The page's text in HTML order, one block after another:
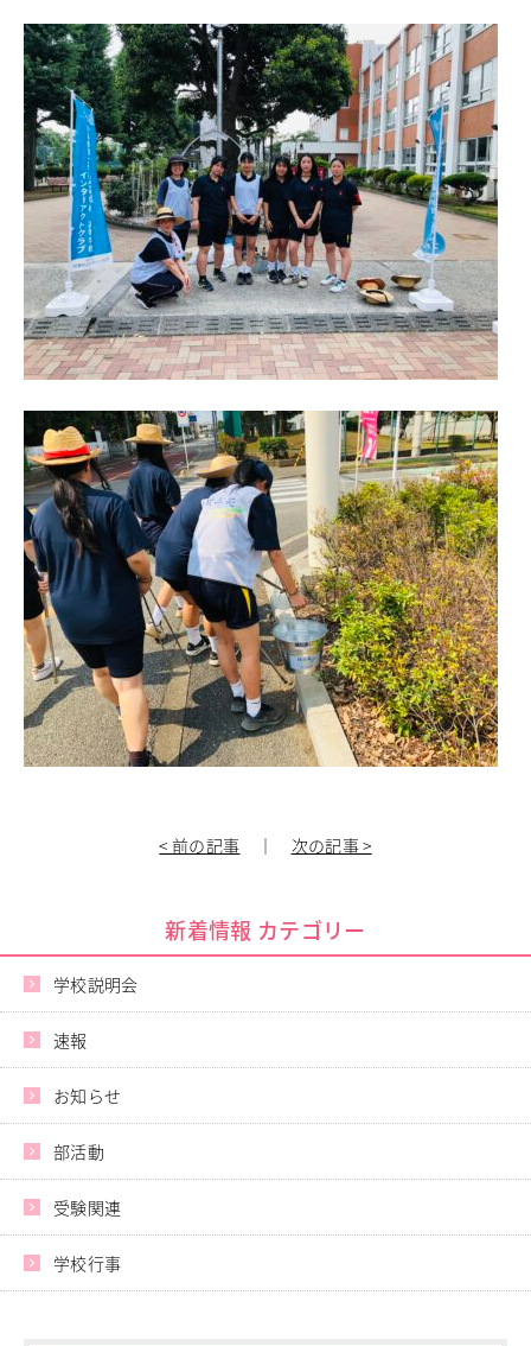
総合進学コース
総合スポーツコース
高等学校教育
校内塾
ダンスパフォーマンス専攻
グローバル教育
キャリア教育
進路指導
その他の教育
高校入試関係
制服紹介
スクールライフ School Life
学校説明会・オープンスクール
桜華生の一日
年間行事
部活動
練習風景
部活動指導者紹介
制服紹介
デジタルリーフレット／パンフレット
進路・進学 Career Guidance
進路実績
指定校推薦
進学指導イベント（キャリアイベント）
Others
新型コロナウイルス感染症罹患証明書
インフルエンザ罹患証明書
登校許可証明書
卒業生の方
桜育会（同窓会）
日体大桜華U-15
Youtube公式チャンネル
寄付金のお願い
卒業生の方
教職員募集
系列校紹介
教職員の方へ
< 前の記事 ｜ 次の記事 >
新着情報 カテゴリー
学校説明会
速報
お知らせ
部活動
受験関連
学校行事